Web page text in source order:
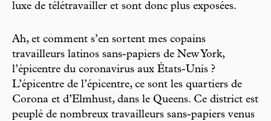
luxe de télétravailler et sont donc plus exposées.
Ah, et comment s’en sortent mes copains
travailleurs latinos sans-papiers de New York,
l’épicentre du coronavirus aux États-Unis ?
L’épicentre de l’épicentre, ce sont les quartiers de
Corona et d’Elmhust, dans le Queens. Ce district est
peuplé de nombreux travailleurs sans-papiers venus